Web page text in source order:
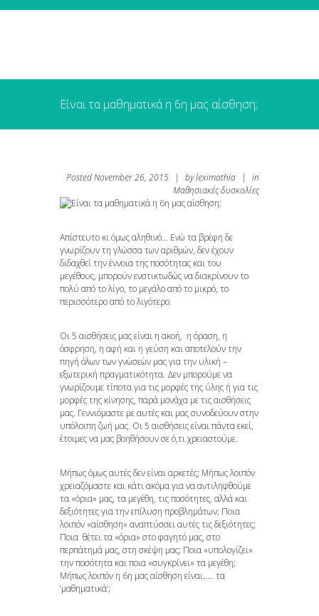
Είναι τα μαθηματικά η 6η μας αίσθηση;
PostedNovember 26, 2015 | byleximathia |
in
Μαθησιακές δυσκολίες
Απίστευτο κι όμως αληθινό… Ενώ τα βρέφη δε
γνωρίζουν τη γλώσσα των αριθμών, δεν έχουν
διδαχθεί την έννοια της ποσότητας και του
μεγέθους, μπορούν ενστικτωδώς να διακρίνουν το
πολύ από το λίγο, το μεγάλο από το μικρό, το
περισσότερο από το λιγότερο.
Οι 5 αισθήσεις μας είναι η ακοή, η όραση, η
όσφρηση, η αφή και η γεύση και αποτελούν την
πηγή όλων των γνώσεών μας για την υλική –
εξωτερική πραγματικότητα. Δεν μπορούμε να
γνωρίζουμε τίποτα για τις μορφές της ύλης ή για τις
μορφές της κίνησης, παρά μονάχα με τις αισθήσεις
μας. Γεννιόμαστε με αυτές και μας συνοδεύουν στην
υπόλοιπη ζωή μας. Οι 5 αισθήσεις είναι πάντα εκεί,
έτοιμες να μας βοηθήσουν σε ό,τι χρειαστούμε.
Μήπως όμως αυτές δεν είναι αρκετές; Μήπως λοιπόν
χρειαζόμαστε και κάτι ακόμα για να αντιληφθούμε
τα «όρια» μας, τα μεγέθη, τις ποσότητες, αλλά και
δεξιότητες για την επίλυση προβλημάτων; Ποια
λοιπόν «αίσθηση» αναπτύσσει αυτές τις δεξιότητες;
Ποια θέτει τα «όρια» στο φαγητό μας, στο
περπάτημά μας, στη σκέψη μας; Ποια «υπολογίζει»
την ποσότητα και ποια «συγκρίνει» τα μεγέθη;
Μήπως λοιπόν η 6η μας αίσθηση είναι….. τα
‘μαθηματικά’;